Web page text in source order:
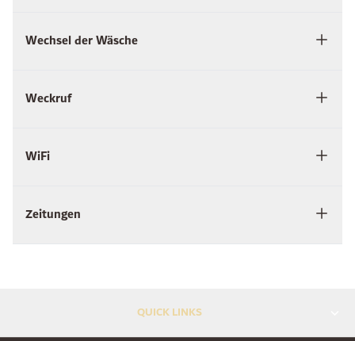
Wechsel der Wäsche
Weckruf
WiFi
Zeitungen
QUICK LINKS